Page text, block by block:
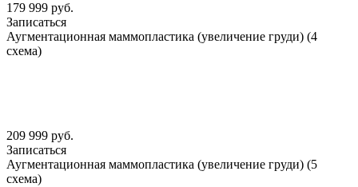
179 999 руб.
Записаться
Аугментационная маммопластика (увеличение груди) (4
схема)
209 999 руб.
Записаться
Аугментационная маммопластика (увеличение груди) (5
схема)